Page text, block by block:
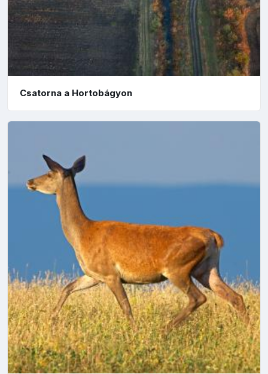
Csatorna a Hortobágyon